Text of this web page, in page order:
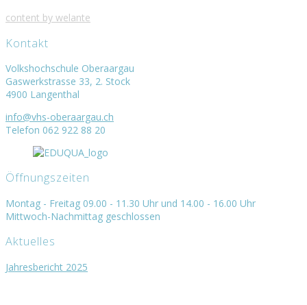
content by welante
Kontakt
Volkshochschule Oberaargau
Gaswerkstrasse 33, 2. Stock
4900 Langenthal
info@vhs-oberaargau.ch
Telefon 062 922 88 20
Öffnungszeiten
Montag - Freitag 09.00 - 11.30 Uhr und 14.00 - 16.00 Uhr
Mittwoch-Nachmittag geschlossen
Aktuelles
Jahresbericht 2025